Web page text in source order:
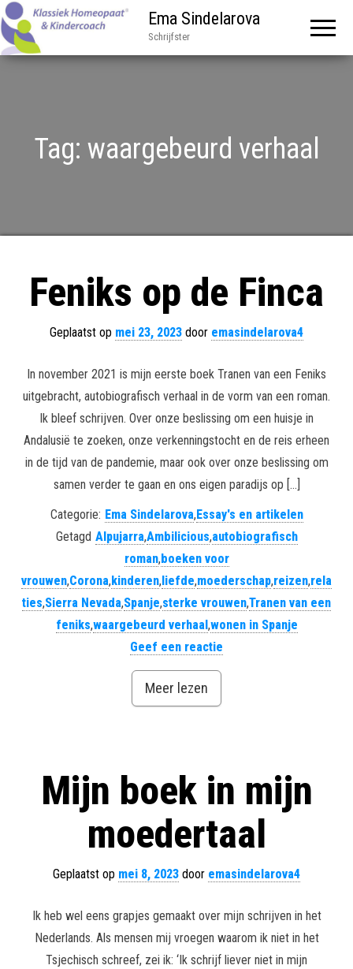
Ema Sindelarova
Schrijfster
Tag: waargebeurd verhaal
Feniks op de Finca
Geplaatst op mei 23, 2023 door emasindelarova4
In november 2021 is mijn eerste boek Tranen van een Feniks
uitgebracht, autobiografisch verhaal in de vorm van een roman.
Ik bleef schrijven. Over onze beslissing om een huisje in
Andalusië te zoeken, onze verkenningstocht en de reis erheen
in de tijd van de pandemie, maar ook over onze beslissing om
samen verder te gaan en ons eigen paradijs op […]
Categorie: Ema Sindelarova,Essay's en artikelen
Getagd Alpujarra,Ambilicious,autobiografisch
roman,boeken voor
vrouwen,Corona,kinderen,liefde,moederschap,reizen,rela
ties,Sierra Nevada,Spanje,sterke vrouwen,Tranen van een
feniks,waargebeurd verhaal,wonen in Spanje
Geef een reactie
Meer lezen
Mijn boek in mijn
moedertaal
Geplaatst op mei 8, 2023 door emasindelarova4
Ik heb wel eens grapjes gemaakt over mijn schrijven in het
Nederlands. Als mensen mij vroegen waarom ik niet in het
Tsjechisch schreef, zei ik: ‘Ik schrijf liever niet in mijn